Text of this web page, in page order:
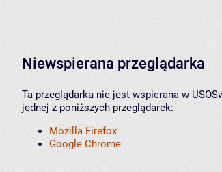
Niewspierana przeglądarka
Ta przeglądarka nie jest wspierana w
jednej z poniższych przeglądarek:
Mozilla Firefox
Google Chrome